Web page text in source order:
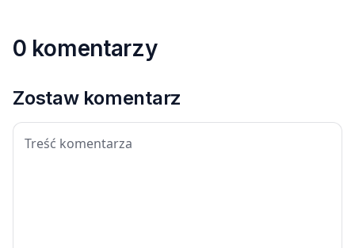
0 komentarzy
Zostaw komentarz